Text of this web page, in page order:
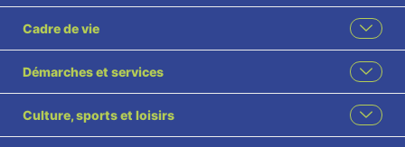
Cadre de vie
Démarches et services
Culture, sports et loisirs
Retour vers "Vie communale – Travaux"